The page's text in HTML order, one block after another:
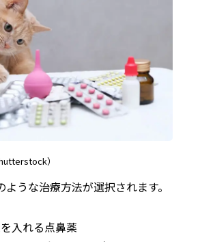
）
うな治療方法が選択されます。
入れる点鼻薬